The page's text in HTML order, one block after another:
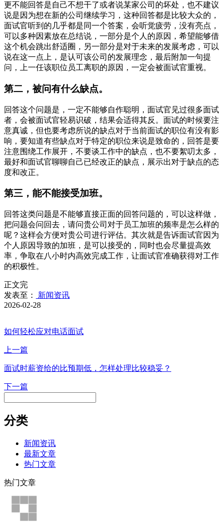
更不能回答是自己不想干了或者说某家公司的坏处，也不建议
说是因为想在新的公司继续学习，这种回答都是比较大众的，
面试官听到的几乎都是同一个答案，会听觉疲劳，没有亮点，
可以多种因素放在总结说，一部分是个人的原因，希望能够借
这个机会跳出舒适圈，另一部分是对于未来的发展考虑，可以
说在这一点上，是认可该公司的发展理念，最后附加一句提
问，上一任该职位员工离职的原因，一定会被面试官重视。
第二，被问有什么缺点。
回答这个问题是，一定不能够自作聪明，面试官见过很多面试
者，会被面试官轻易识破，结果会适得其反。面试的时候要注
意真诚，但也要考虑所说的缺点对于当前面试的职位有没有影
响，要知道有些缺点对于特定的职位来说是致命的，回答是要
注意围绕工作展开，不要谈工作中的缺点，也不要絮叨太多，
最好和面试官聊聊自己已经改正的缺点，展示出对于缺点的态
度和改正。
第三，能不能接受加班。
回答这类问题是不能够直接正面的回答问题的，可以这样做，
把问题会问回去，请问贵公司对于员工加班的频率是怎么样的
呢？这样会方便对贵公司进行评估。其次就是告诉面试官因为
个人原因导致的加班，是可以接受的，同时也会尽量提高效
率，争取在八小时内高效完成工作，让面试官准确获得对工作
的积极性。
正文完
发表至：
新闻资讯
2026-02-28
如何轻松应对电话面试
上一篇
面试时薪资给的比预期低，怎样处理比较稳妥？
下一篇
分类
新闻资讯
最新文章
热门文章
热门文章